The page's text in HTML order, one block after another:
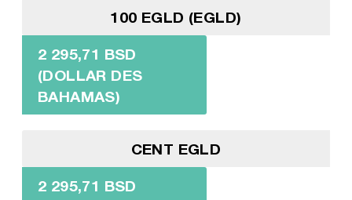
100 EGLD (EGLD)
2 295,71 BSD
(DOLLAR DES
BAHAMAS)
CENT EGLD
2 295,71 BSD